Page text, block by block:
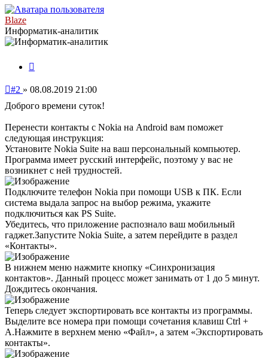
началу
Blaze
Информатик-аналитик
Непрочитанное
#2 » 08.08.2019 21:00
Доброго времени суток!
Перенести контакты с Nokia на Android вам поможет
следующая инструкция:
Установите Nokia Suite на ваш персональный компьютер.
Программа имеет русский интерфейс, поэтому у вас не
возникнет с ней трудностей.
Подключите телефон Nokia при помощи USB к ПК. Если
система выдала запрос на выбор режима, укажите
подключиться как PS Suite.
Убедитесь, что приложение распознало ваш мобильный
гаджет.Запустите Nokia Suite, а затем перейдите в раздел
«Контакты».
В нижнем меню нажмите кнопку «Синхронизация
контактов». Данный процесс может занимать от 1 до 5 минут.
Дождитесь окончания.
Теперь следует экспортировать все контакты из программы.
Выделите все номера при помощи сочетания клавиш Ctrl +
A.Нажмите в верхнем меню «Файл», а затем «Экспортировать
контакты».